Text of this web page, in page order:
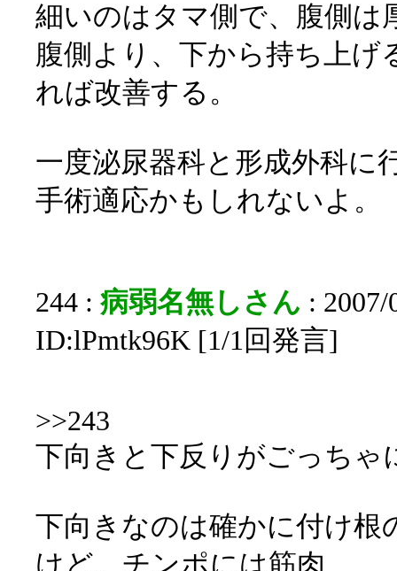
細いのはタマ側で、腹側は
腹側より、下から持ち上げ
れば改善する。
一度泌尿器科と形成外科に
手術適応かもしれないよ。
244 : 病弱名無しさん :
ID:lPmtk96K [1/1回発言]
>>243
下向きと下反りがごっちゃ
下向きなのは確かに付け根
けど、チンポには筋肉